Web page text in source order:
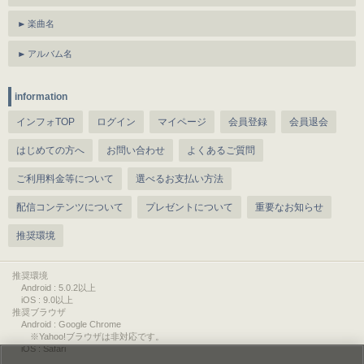
楽曲名
アルバム名
information
インフォTOP ログイン マイページ 会員登録 会員退会
はじめての方へ お問い合わせ よくあるご質問
ご利用料金等について 選べるお支払い方法
配信コンテンツについて プレゼントについて 重要なお知らせ
推奨環境
推奨環境
Android : 5.0.2以上
iOS : 9.0以上
推奨ブラウザ
Android : Google Chrome
※Yahoo!ブラウザは非対応です。
iOS : Safari